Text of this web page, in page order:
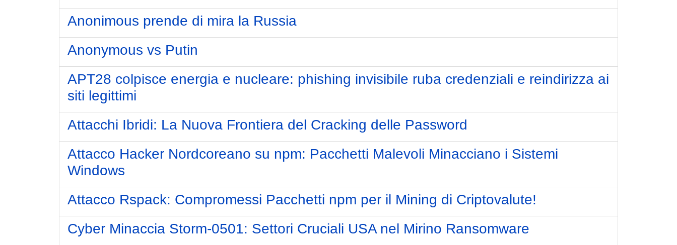
Anonimous prende di mira la Russia
Anonymous vs Putin
APT28 colpisce energia e nucleare: phishing invisibile ruba credenziali e reindirizza ai
siti legittimi
Attacchi Ibridi: La Nuova Frontiera del Cracking delle Password
Attacco Hacker Nordcoreano su npm: Pacchetti Malevoli Minacciano i Sistemi
Windows
Attacco Rspack: Compromessi Pacchetti npm per il Mining di Criptovalute!
Cyber Minaccia Storm-0501: Settori Cruciali USA nel Mirino Ransomware